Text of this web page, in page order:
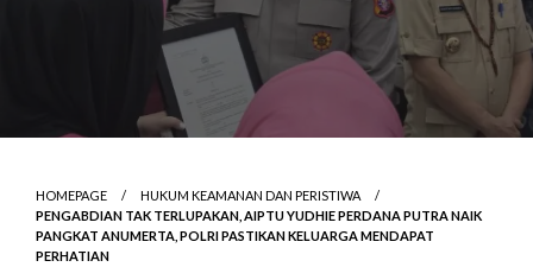
HOMEPAGE
HUKUM KEAMANAN DAN PERISTIWA
PENGABDIAN TAK TERLUPAKAN, AIPTU YUDHIE PERDANA PUTRA NAIK
PANGKAT ANUMERTA, POLRI PASTIKAN KELUARGA MENDAPAT
PERHATIAN